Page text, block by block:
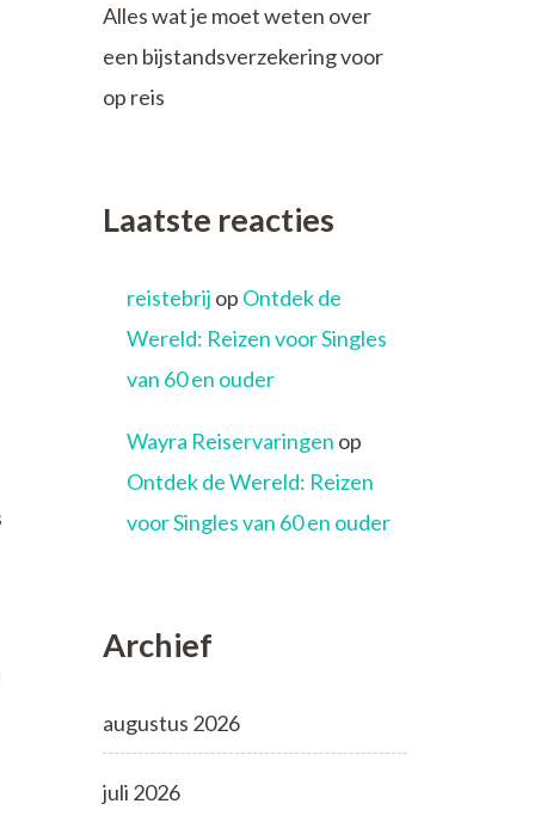
Alles wat je moet weten over
een bijstandsverzekering voor
op reis
Laatste reacties
reistebrij op Ontdek de
Wereld: Reizen voor Singles
van 60 en ouder
Wayra Reiservaringen op
Ontdek de Wereld: Reizen
voor Singles van 60 en ouder
Archief
augustus 2026
juli 2026